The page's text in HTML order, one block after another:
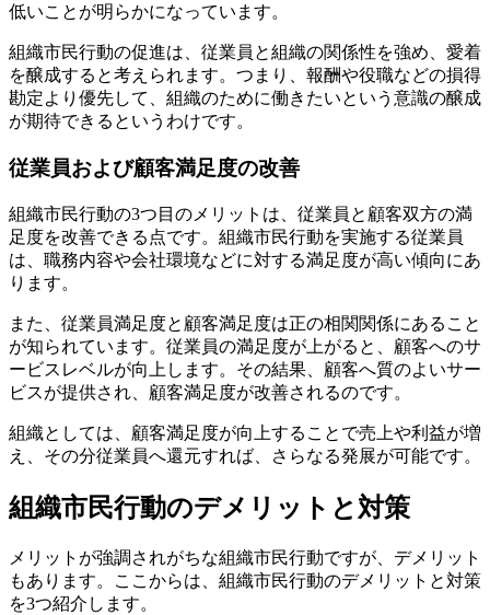
低いことが明らかになっています。
組織市民行動の促進は、従業員と組織の関係性を強め、愛着
を醸成すると考えられます。つまり、報酬や役職などの損得
勘定より優先して、組織のために働きたいという意識の醸成
が期待できるというわけです。
従業員および顧客満足度の改善
組織市民行動の3つ目のメリットは、従業員と顧客双方の満
足度を改善できる点です。組織市民行動を実施する従業員
は、職務内容や会社環境などに対する満足度が高い傾向にあ
ります。
また、従業員満足度と顧客満足度は正の相関関係にあること
が知られています。従業員の満足度が上がると、顧客へのサ
ービスレベルが向上します。その結果、顧客へ質のよいサー
ビスが提供され、顧客満足度が改善されるのです。
組織としては、顧客満足度が向上することで売上や利益が増
え、その分従業員へ還元すれば、さらなる発展が可能です。
組織市民行動のデメリットと対策
メリットが強調されがちな組織市民行動ですが、デメリット
もあります。ここからは、組織市民行動のデメリットと対策
を3つ紹介します。